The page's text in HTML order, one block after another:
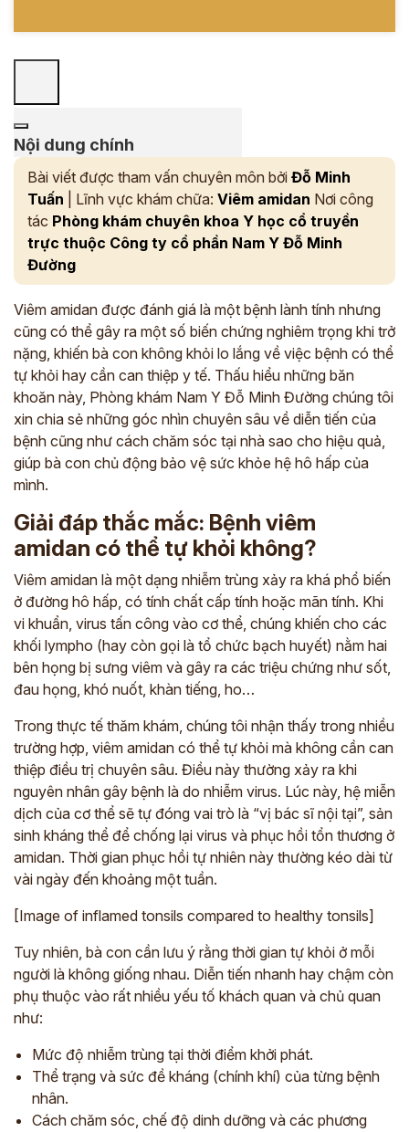
Nội dung chính
Bài viết được tham vấn chuyên môn bởi Đỗ Minh
Tuấn | Lĩnh vực khám chữa: Viêm amidan Nơi công
tác Phòng khám chuyên khoa Y học cổ truyền
trực thuộc Công ty cổ phần Nam Y Đỗ Minh
Đường
Viêm amidan được đánh giá là một bệnh lành tính nhưng
cũng có thể gây ra một số biến chứng nghiêm trọng khi trở
nặng, khiến bà con không khỏi lo lắng về việc bệnh có thể
tự khỏi hay cần can thiệp y tế. Thấu hiểu những băn
khoăn này, Phòng khám Nam Y Đỗ Minh Đường chúng tôi
xin chia sẻ những góc nhìn chuyên sâu về diễn tiến của
bệnh cũng như cách chăm sóc tại nhà sao cho hiệu quả,
giúp bà con chủ động bảo vệ sức khỏe hệ hô hấp của
mình.
Giải đáp thắc mắc: Bệnh viêm
amidan có thể tự khỏi không?
Viêm amidan là một dạng nhiễm trùng xảy ra khá phổ biến
ở đường hô hấp, có tính chất cấp tính hoặc mãn tính. Khi
vi khuẩn, virus tấn công vào cơ thể, chúng khiến cho các
khối lympho (hay còn gọi là tổ chức bạch huyết) nằm hai
bên họng bị sưng viêm và gây ra các triệu chứng như sốt,
đau họng, khó nuốt, khàn tiếng, ho…
Trong thực tế thăm khám, chúng tôi nhận thấy trong nhiều
trường hợp, viêm amidan có thể tự khỏi mà không cần can
thiệp điều trị chuyên sâu. Điều này thường xảy ra khi
nguyên nhân gây bệnh là do nhiễm virus. Lúc này, hệ miễn
dịch của cơ thể sẽ tự đóng vai trò là “vị bác sĩ nội tại”, sản
sinh kháng thể để chống lại virus và phục hồi tổn thương ở
amidan. Thời gian phục hồi tự nhiên này thường kéo dài từ
vài ngày đến khoảng một tuần.
[Image of inflamed tonsils compared to healthy tonsils]
Tuy nhiên, bà con cần lưu ý rằng thời gian tự khỏi ở mỗi
người là không giống nhau. Diễn tiến nhanh hay chậm còn
phụ thuộc vào rất nhiều yếu tố khách quan và chủ quan
như:
Mức độ nhiễm trùng tại thời điểm khởi phát.
Thể trạng và sức đề kháng (chính khí) của từng bệnh
nhân.
Cách chăm sóc, chế độ dinh dưỡng và các phương